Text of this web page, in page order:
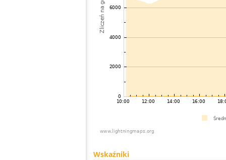
Wskaźniki